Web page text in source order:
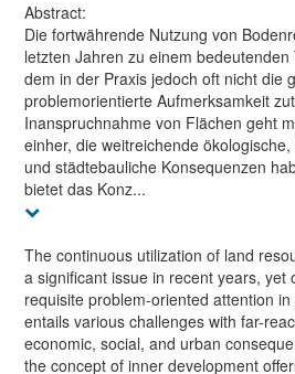
Abstract:
Die fortwährende Nutzung von
letzten Jahren zu einem
dem in der Praxis jedoch oft nicht die
problemorientierte Aufmerksamkeit
Inanspruchnahme von Flächen geht
einher, die weitreichende
und städtebauliche Konsequenzen
bietet das Konz...
The continuous utilization of land
a significant issue in recent years, yet
requisite problem-oriented attention
entails various challenges with far-
economic, social, and urban
the concept of inner development